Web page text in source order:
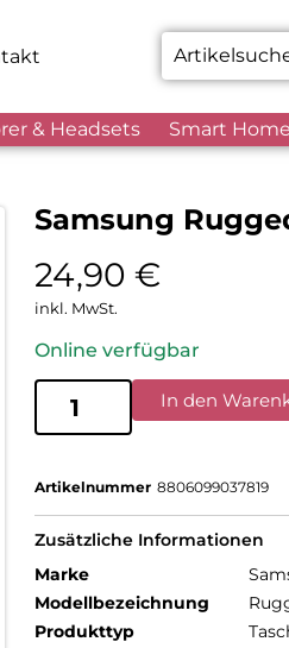
& Headsets Smart
Samsung
24,90 €
inkl. MwSt.
Online verfügbar
In den
Artikelnummer 8806099037819
Zusätzliche Informationen
Marke
Modellbezeichnung
Produkttyp